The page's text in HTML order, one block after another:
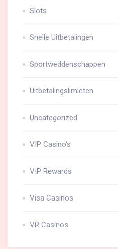
Slots
Snelle Uitbetalingen
Sportweddenschappen
Uitbetalingslimieten
Uncategorized
VIP Casino's
VIP Rewards
Visa Casinos
VR Casinos